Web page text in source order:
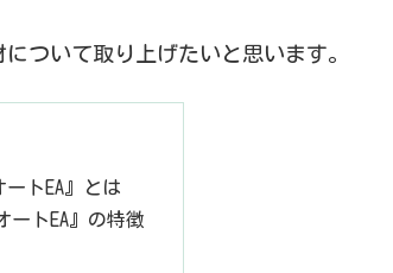
ついて取り上げたいと思います。
トEA』とは
ートEA』の特徴